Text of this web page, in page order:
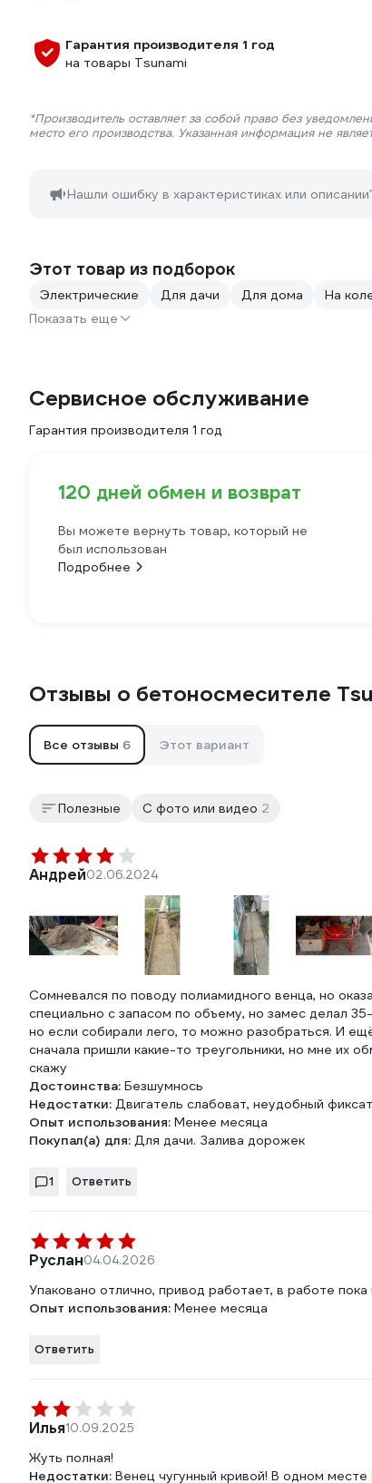
Гарантия производителя 1 год
на товары Tsunami
*Производитель оставляет за собой право без
место его производства. Указанная информация не
Нашли ошибку в характеристиках или
Этот товар из подборок
Электрические Для дачи Для дома На
Показать еще
Сервисное обслуживание
Гарантия производителя 1 год
120 дней обмен и возврат
Вы можете вернуть товар, который не
был использован
Подробнее
Отзывы о бетоносмесителе
Все отзывы 6 Этот вариант
Полезные С фото или видео 2
Андрей02.06.2024
Сомневался по поводу полиамидного венца, но
специально с запасом по объему, но замес делал
но если собирали лего, то можно разобраться. И
сначала пришли какие-то треугольники, но мне их
скажу
Достоинства: Безшумнось
Недостатки: Двигатель слабоват, неудобный
Опыт использования: Менее месяца
Покупал(а) для: Для дачи. Залива дорожек
1 Ответить
Руслан04.04.2026
Упаковано отлично, привод работает, в работе
Опыт использования: Менее месяца
Ответить
Илья10.09.2025
Жуть полная!
Недостатки: Венец чугунный кривой! В одном